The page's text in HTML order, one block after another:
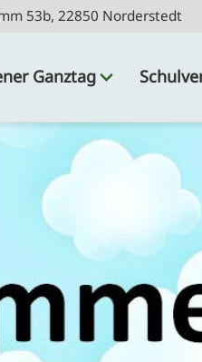
53b, 22850 Norderstedt
Ganztag
53b, 22850 Norderstedt